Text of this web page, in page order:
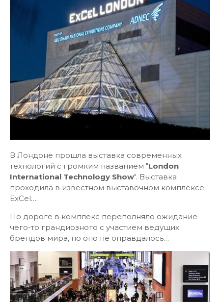
В Лондоне прошла выставка современных
технологий с громким названием "London
International Technology Show". Выставка
проходила в известном выставочном комплексе
ExCel….
По дороге в комплекс переполняло ожидание
чего-то грандиозного с участием ведущих
брендов мира, но оно не оправдалось…